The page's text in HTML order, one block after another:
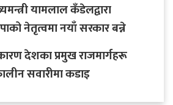
यामलाल कँडेलद्वारा
नेतृत्वमा नयाँ सरकार बन्ने
देशका प्रमुख राजमार्गहरू
सवारीमा कडाइ